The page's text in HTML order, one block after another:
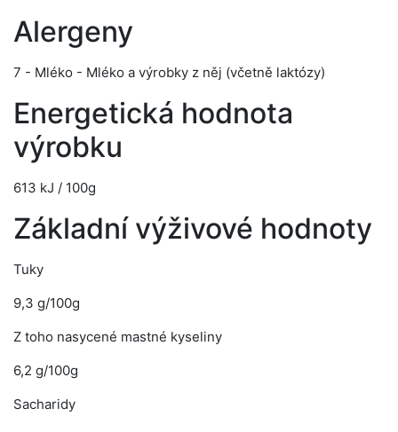
Alergeny
7 - Mléko - Mléko a výrobky z něj (včetně laktózy)
Energetická hodnota
výrobku
613 kJ / 100g
Základní výživové hodnoty
Tuky
9,3 g/100g
Z toho nasycené mastné kyseliny
6,2 g/100g
Sacharidy